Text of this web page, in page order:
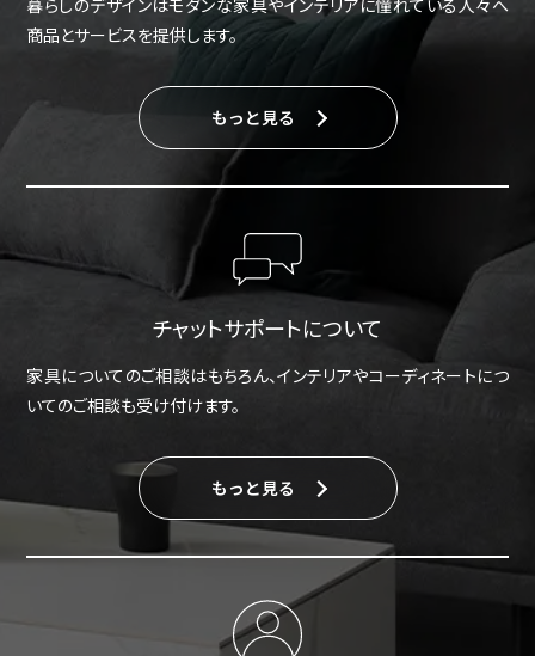
商品とサービスを提供します。
もっと見る
チャットサポートについて
家具についてのご相談はもちろん、インテリアやコーディネートにつ
いてのご相談も受け付けます。
もっと見る